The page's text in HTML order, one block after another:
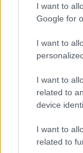
I want to
Google for
I want to
I want to
related to
device
I want to
related to